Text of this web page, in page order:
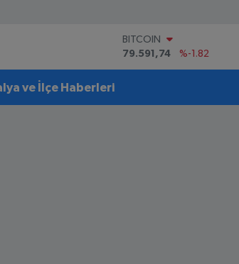
DOLAR
45,43620
%0.02
EURO
ve İlçe Haberleri